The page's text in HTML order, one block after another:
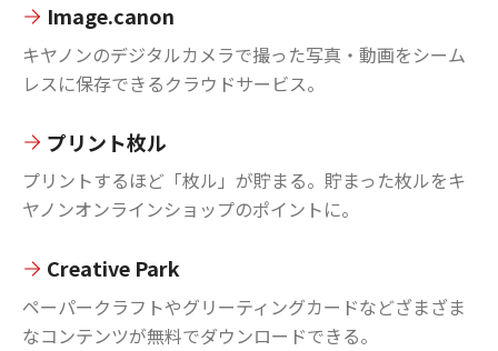
Image.canon
キヤノンのデジタルカメラで撮った写真・動画をシーム
レスに保存できるクラウドサービス。
プリント枚ル
プリントするほど「枚ル」が貯まる。貯まった枚ルをキ
ヤノンオンラインショップのポイントに。
Creative Park
ペーパークラフトやグリーティングカードなどざまざま
なコンテンツが無料でダウンロードできる。